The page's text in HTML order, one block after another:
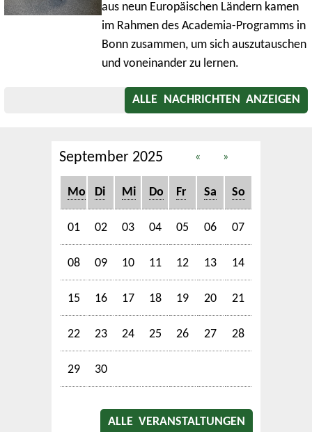
aus neun Europäischen Ländern kamen
im Rahmen des Academia-Programms in
Bonn zusammen, um sich auszutauschen
und voneinander zu lernen.
ALLE NACHRICHTEN ANZEIGEN
September 2025 « »
Mo Di Mi Do Fr Sa So
01 02 03 04 05 06 07
08 09 10 11 12 13 14
15 16 17 18 19 20 21
22 23 24 25 26 27 28
29 30
ALLE VERANSTALTUNGEN